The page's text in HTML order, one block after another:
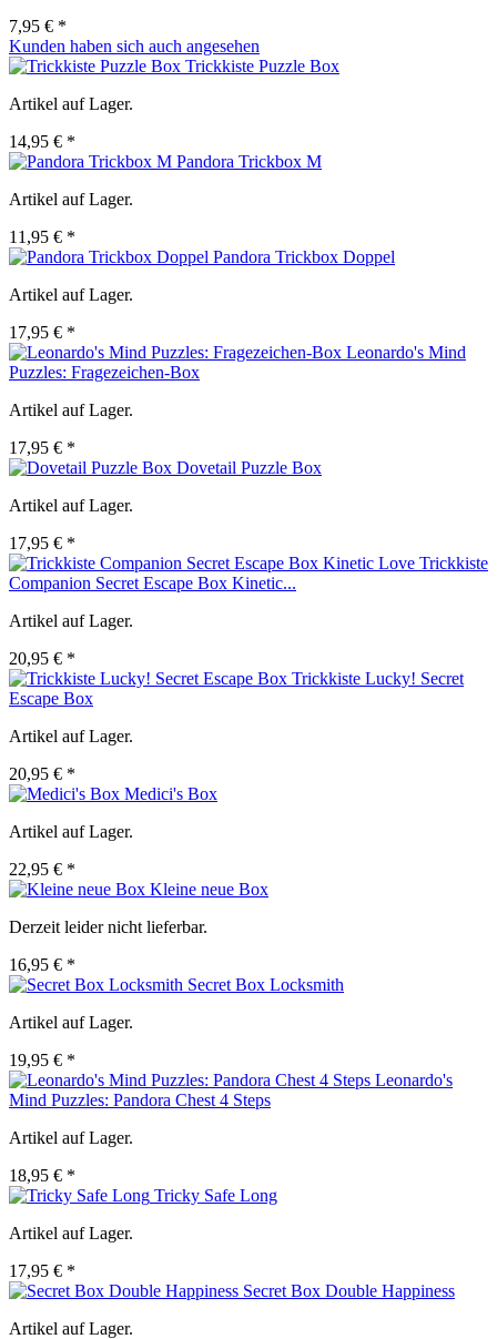
7,95 € *
Kunden haben sich auch angesehen
Trickkiste Puzzle Box
Artikel auf Lager.
14,95 € *
Pandora Trickbox M
Artikel auf Lager.
11,95 € *
Pandora Trickbox Doppel
Artikel auf Lager.
17,95 € *
Leonardo's Mind
Puzzles: Fragezeichen-Box
Artikel auf Lager.
17,95 € *
Dovetail Puzzle Box
Artikel auf Lager.
17,95 € *
Trickkiste
Companion Secret Escape Box Kinetic...
Artikel auf Lager.
20,95 € *
Trickkiste Lucky! Secret
Escape Box
Artikel auf Lager.
20,95 € *
Medici's Box
Artikel auf Lager.
22,95 € *
Kleine neue Box
Derzeit leider nicht lieferbar.
16,95 € *
Secret Box Locksmith
Artikel auf Lager.
19,95 € *
Leonardo's
Mind Puzzles: Pandora Chest 4 Steps
Artikel auf Lager.
18,95 € *
Tricky Safe Long
Artikel auf Lager.
17,95 € *
Secret Box Double Happiness
Artikel auf Lager.